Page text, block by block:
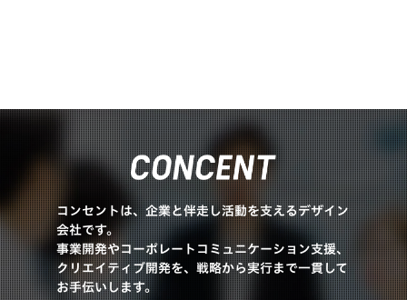
コンセントは、企業と伴走し活動を支えるデザイン
会社です。
事業開発やコーポレートコミュニケーション支援、
クリエイティブ開発を、戦略から実行まで一貫して
お手伝いします。